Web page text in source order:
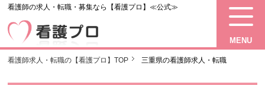
看護師の求人・転職・募集なら【看護プロ】≪公式≫
MENU
看護師求人・転職の【看護プロ】TOP 三重県の看護師求人・転職